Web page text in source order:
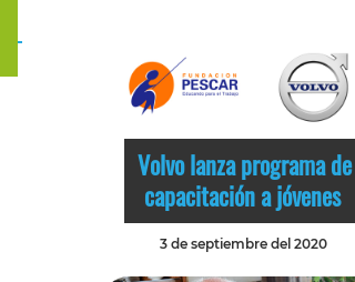
Volvo lanza programa de
capacitación a jóvenes
3 de septiembre del 2020